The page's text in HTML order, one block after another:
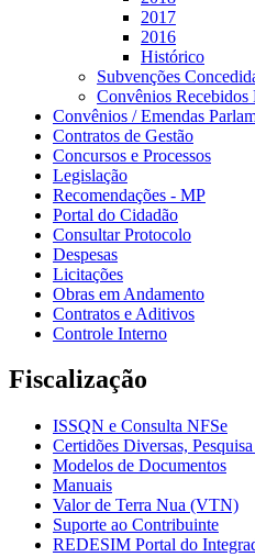
2017
2016
Histórico
Subvenções
Convênios
Convênios / Emendas
Contratos de Gestão
Concursos e Processos
Legislação
Recomendações - MP
Portal do Cidadão
Consultar Protocolo
Despesas
Licitações
Obras em Andamento
Contratos e Aditivos
Controle Interno
Fiscalização
ISSQN e Consulta NFSe
Certidões Diversas,
Modelos de Documentos
Manuais
Valor de Terra Nua (VTN)
Suporte ao Contribuinte
REDESIM Portal do